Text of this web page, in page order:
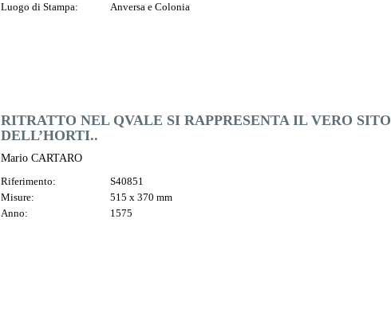
Luogo di Stampa:
Anversa e Colonia
RITRATTO NEL QVALE SI RAPPRESENTA IL VERO SITO
DELL’HORTI..
Mario CARTARO
Riferimento:
S40851
Misure:
515 x 370 mm
Anno:
1575